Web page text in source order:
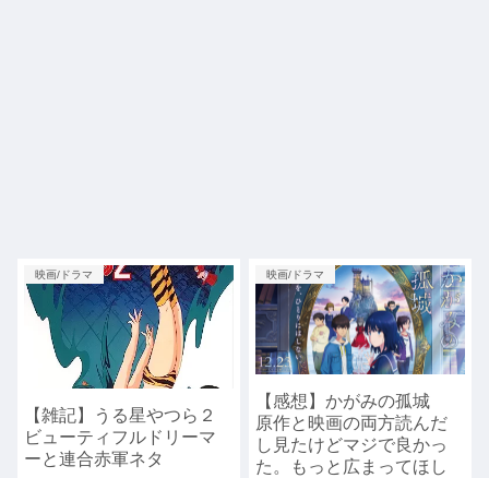
映画/ドラマ
【雑記】うる星やつら２
ビューティフルドリーマ
ーと連合赤軍ネタ
映画/ドラマ
【感想】かがみの孤城
原作と映画の両方読んだ
し見たけどマジで良かっ
た。もっと広まってほし